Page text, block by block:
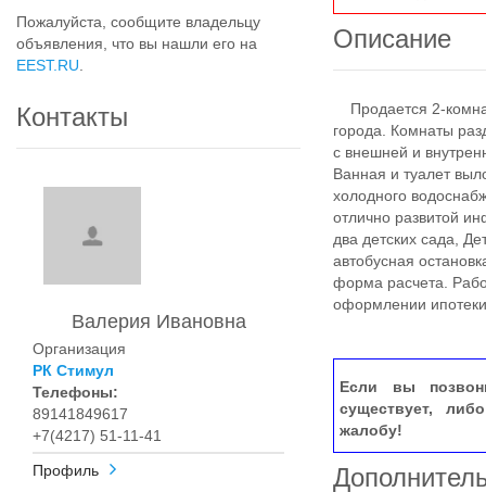
Пожалуйста, сообщите владельцу
объявления, что вы нашли его на
EEST.RU
Контакты
Валерия Ивановна
Организация
РК Стимул
Телефоны:
89141849617
+7(4217) 51-11-41
Профиль
Описание
Продается 2-
города. Комнаты
с внешней и
Ванная и туалет
холодного
отлично развитой
два детских сада,
автобусная
форма расчета.
оформлении
Если вы
существует,
жалобу!